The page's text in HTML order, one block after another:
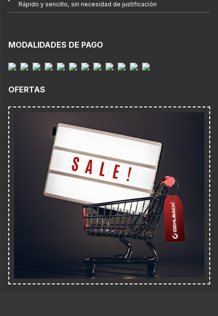
Rápido y sencillo, sin necesidad de justificación
MODALIDADES DE PAGO
OFERTAS